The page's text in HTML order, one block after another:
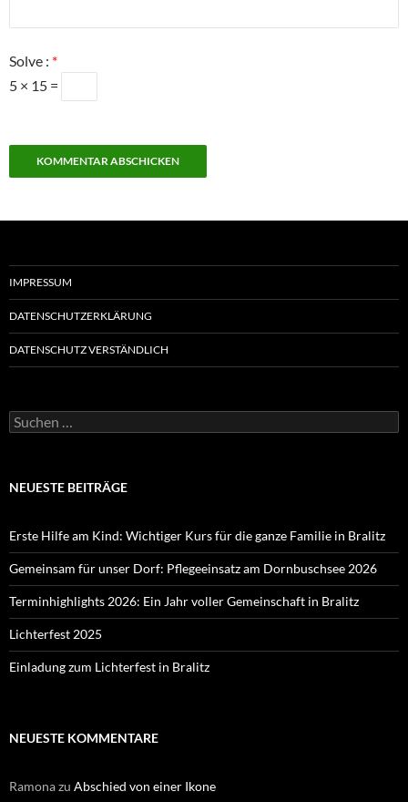
Solve : *
5 × 15 =
IMPRESSUM
DATENSCHUTZERKLÄRUNG
DATENSCHUTZ VERSTÄNDLICH
Suchen
nach:
NEUESTE BEITRÄGE
Erste Hilfe am Kind: Wichtiger Kurs für die ganze Familie in Bralitz
Gemeinsam für unser Dorf: Pflegeeinsatz am Dornbuschsee 2026
Terminhighlights 2026: Ein Jahr voller Gemeinschaft in Bralitz
Lichterfest 2025
Einladung zum Lichterfest in Bralitz
NEUESTE KOMMENTARE
Ramonazu Abschied von einer Ikone